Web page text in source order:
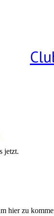
jetzt.
hier zu